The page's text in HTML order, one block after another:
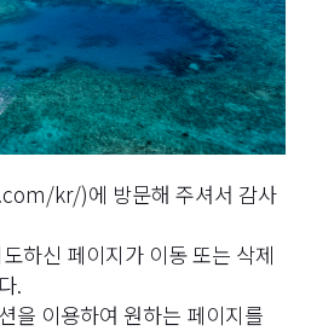
kr/)에 방문해 주셔서 감사
하신 페이지가 이동 또는 삭제
.
을 이용하여 원하는 페이지를